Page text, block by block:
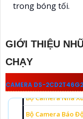
trong bóng tối.
GIỚI THIỆU
CHẠY
CAMERA DS-
Nhanh Chân Lựa Chọn
Camera Báo Động Qua
Lắp Đặt Camera
Gói camera cho
Bộ Camera Nhà
Bộ Camera Báo